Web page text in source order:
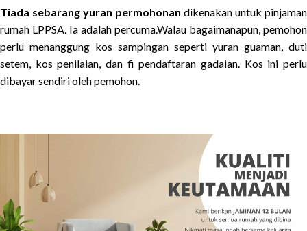
Tiada sebarang yuran permohonan dikenakan untuk pinjaman
rumah LPPSA. Ia adalah percuma.Walau bagaimanapun, pemohon
perlu menanggung kos sampingan seperti yuran guaman, duti
setem, kos penilaian, dan fi pendaftaran gadaian. Kos ini perlu
dibayar sendiri oleh pemohon.